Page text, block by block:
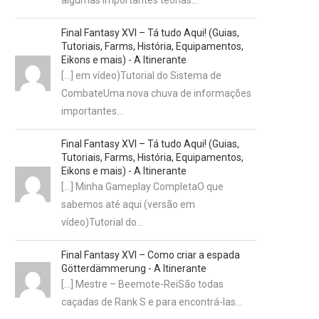
Final Fantasy XVI – Tá tudo Aqui! (Guias,
Tutoriais, Farms, História, Equipamentos,
Eikons e mais) - A Itinerante
[…] em vídeo)Tutorial do Sistema de
CombateUma nova chuva de informações
importantes…
Final Fantasy XVI – Tá tudo Aqui! (Guias,
Tutoriais, Farms, História, Equipamentos,
Eikons e mais) - A Itinerante
[…] Minha Gameplay CompletaO que
sabemos até aqui (versão em
vídeo)Tutorial do…
Final Fantasy XVI – Como criar a espada
Götterdämmerung - A Itinerante
[…] Mestre – Beemote-ReiSão todas
caçadas de Rank S e para encontrá-las…